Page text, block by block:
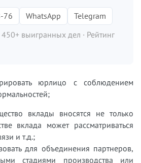
76 WhatsApp
Telegram
450+ выигранных дел · Рейтинг
юрлицо с соблюдением
вклады вносятся не только
вклада может рассматриваться
и т.д.;
для объединения партнеров,
стадиями производства или